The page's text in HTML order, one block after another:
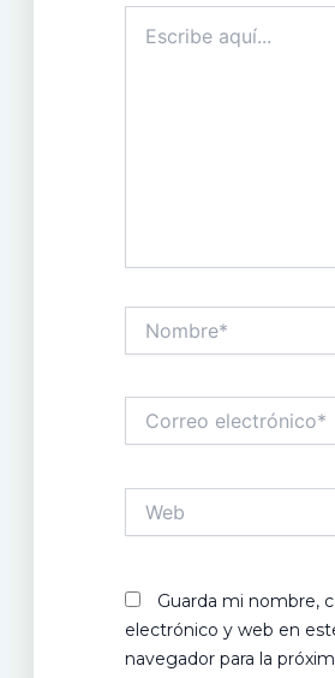
aquí...
electrónico*
Guarda mi nombre,
electrónico y web en
navegador para la